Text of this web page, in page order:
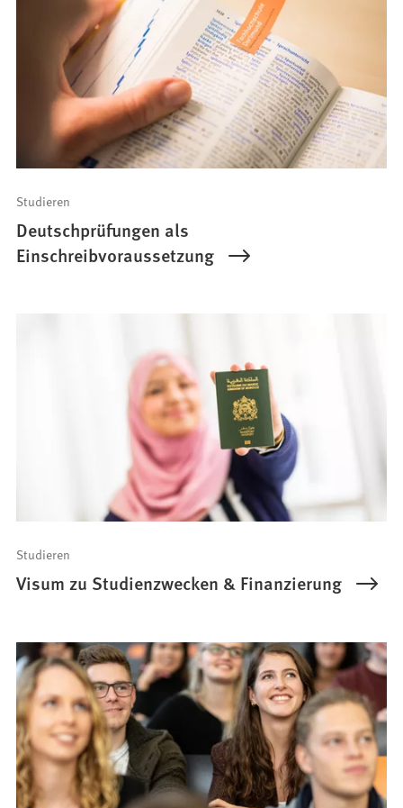
Studieren
Deutschprüfungen als
Einschreibvoraussetzung
Studieren
Visum zu Studienzwecken & Finanzierung